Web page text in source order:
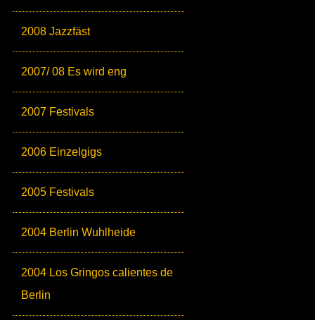
2008 Jazzfäst
2007/ 08 Es wird eng
2007 Festivals
2006 Einzelgigs
2005 Festivals
2004 Berlin Wuhlheide
2004 Los Gringos calientes de
Berlin